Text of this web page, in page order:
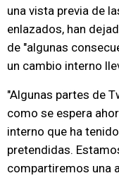
una vista previa de
enlazados, han
de "algunas
un cambio interno
"Algunas partes de
como se espera
interno que ha
pretendidas.
compartiremos una